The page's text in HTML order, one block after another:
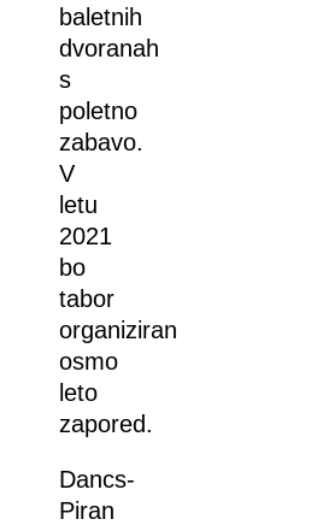
baletnih
dvoranah
s
poletno
zabavo.
V
letu
2021
bo
tabor
organiziran
osmo
leto
zapored.
Dancs-
Piran